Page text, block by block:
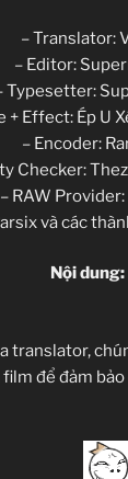
– Translator:
– Editor:
Typesetter:
+ Effect: Ép U
– Encoder:
Checker:
– RAW
và các
Nội dung:
translator,
để đảm